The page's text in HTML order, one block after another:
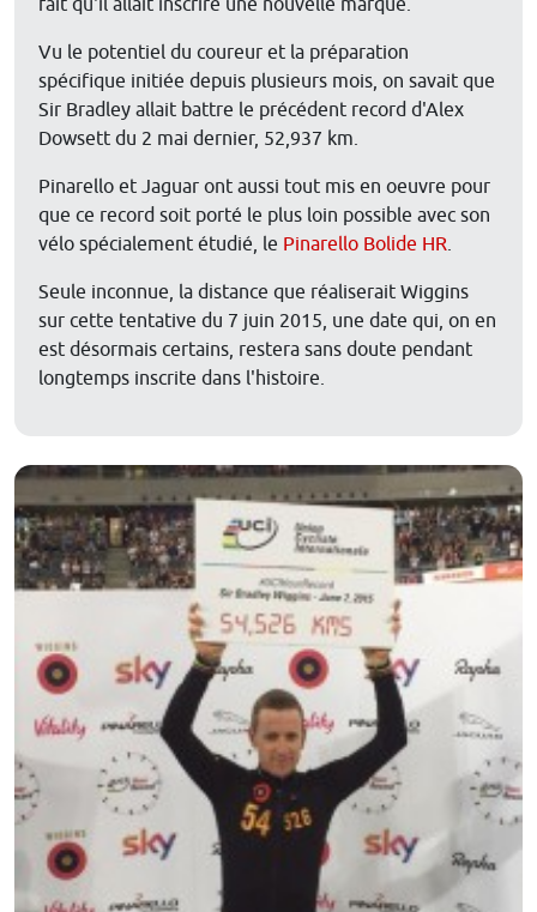
Vu le potentiel du coureur et la préparation
spécifique initiée depuis plusieurs mois, on savait que
Sir Bradley allait battre le précédent record d'Alex
Dowsett du 2 mai dernier, 52,937 km.
Pinarello et Jaguar ont aussi tout mis en oeuvre pour
que ce record soit porté le plus loin possible avec son
vélo spécialement étudié, le Pinarello Bolide HR.
Seule inconnue, la distance que réaliserait Wiggins
sur cette tentative du 7 juin 2015, une date qui, on en
est désormais certains, restera sans doute pendant
longtemps inscrite dans l'histoire.